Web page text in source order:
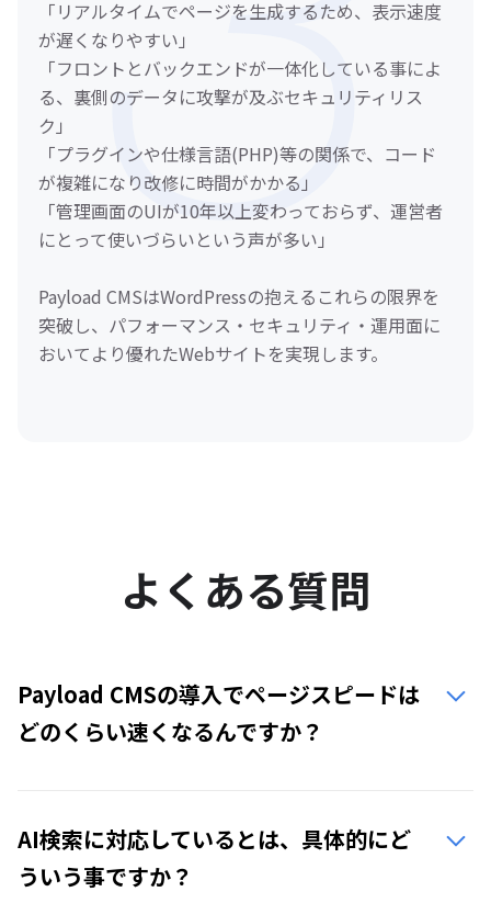
「リアルタイムでページを生成するため、表示速度
が遅くなりやすい」
「フロントとバックエンドが一体化している事によ
る、裏側のデータに攻撃が及ぶセキュリティリス
ク」
「プラグインや仕様言語(PHP)等の関係で、コード
が複雑になり改修に時間がかかる」
「管理画面のUIが10年以上変わっておらず、運営者
にとって使いづらいという声が多い」
Payload CMSはWordPressの抱えるこれらの限界を
突破し、パフォーマンス・セキュリティ・運用面に
おいてより優れたWebサイトを実現します。
よくある質問
Payload CMSの導入でページスピードは
どのくらい速くなるんですか？
AI検索に対応しているとは、具体的にど
ういう事ですか？